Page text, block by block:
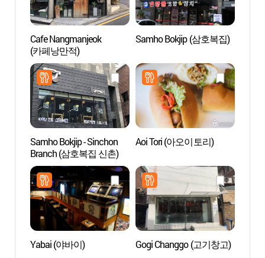
Cafe Nangmanjeok
(카페낭만적)
Samho Bokjip (삼호복집)
Samho Bokjip - Sinchon
Branch (삼호복집 신촌)
Aoi Tori (아오이토리)
Yabai (야바이) Gogi Changgo (고기창고)